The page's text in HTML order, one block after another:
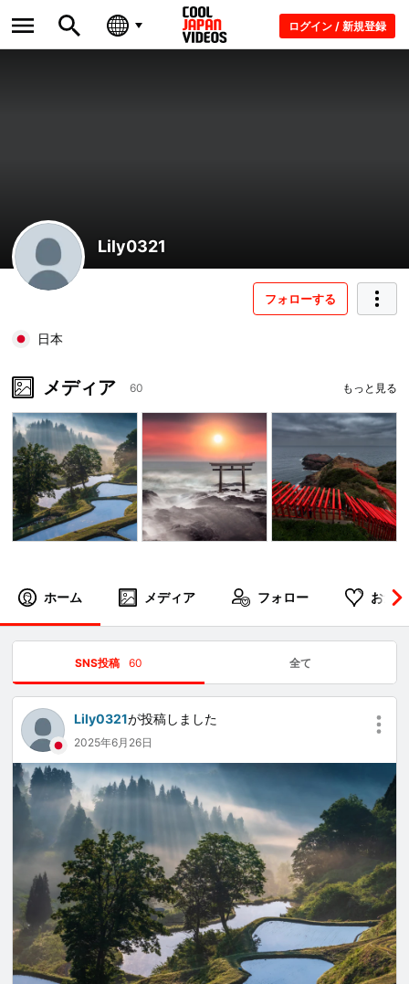
ログイン / 新規登録
Lily0321
フォローする
日本
メディア 60 もっと見る
ホーム メディア フォロー お気
SNS投稿 60 全て
Lily0321が投稿しました
2025年6月26日